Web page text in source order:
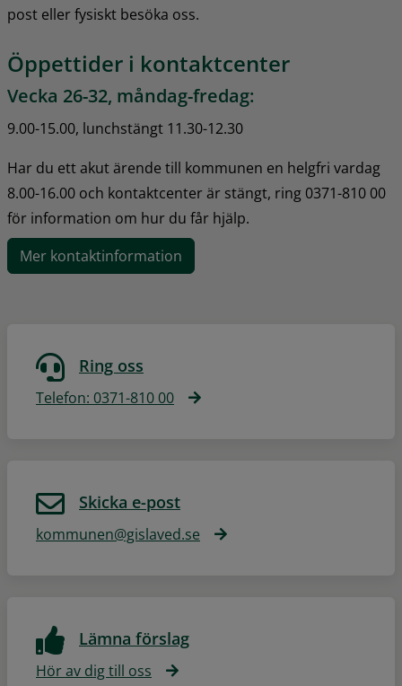
post eller fysiskt besöka oss.
Öppettider i kontaktcenter
Vecka 26-32, måndag-fredag:
9.00-15.00, lunchstängt 11.30-12.30
Har du ett akut ärende till kommunen en helgfri vardag
8.00-16.00 och kontaktcenter är stängt, ring 0371-810 00
för information om hur du får hjälp.
Mer kontaktinformation
Ring oss
Telefon: 0371-810 00
Skicka e-post
kommunen@gislaved.se
Lämna förslag
Hör av dig till oss